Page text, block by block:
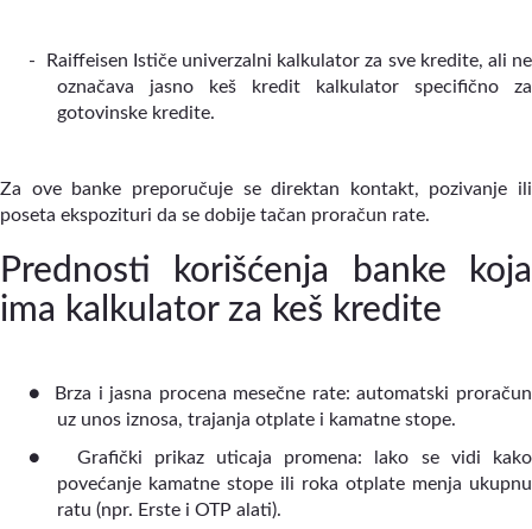
-
Raiffeisen Ističe univerzalni kalkulator za sve kredite, ali ne
označava jasno keš kredit kalkulator specifično za
gotovinske kredite.
Za ove banke preporučuje se direktan kontakt, pozivanje ili
poseta ekspozituri da se dobije tačan proračun rate.
Prednosti korišćenja banke koja
ima kalkulator za keš kredite
●
Brza i jasna procena mesečne rate: automatski proračun
uz unos iznosa, trajanja otplate i kamatne stope.
●
Grafički prikaz uticaja promena: lako se vidi kako
povećanje kamatne stope ili roka otplate menja ukupnu
ratu (npr. Erste i OTP alati).